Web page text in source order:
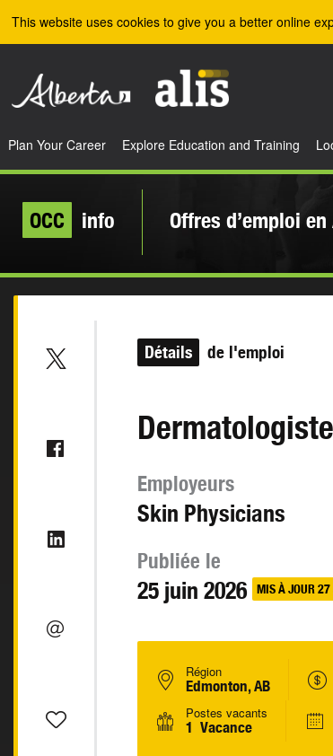
This website uses cookies to give you a better online
Plan Your Career Explore Education and Training
OCC info Offres d’emploi
Détails de l'emploi
Dermatologiste
Employeurs
Skin Physicians
Publiée le
25 juin 2026 MIS À JOUR
Région
Edmonton, AB
Postes vacants
1 Vacance